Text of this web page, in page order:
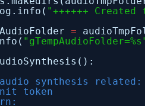
"++++++ Created
=
"gTempAudioFolder=%s"
synthesis related:
token